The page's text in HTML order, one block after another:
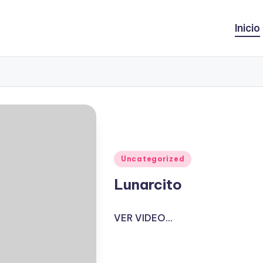
Inicio
Publicado
Uncategorized
Lunarcito
VER VIDEO...